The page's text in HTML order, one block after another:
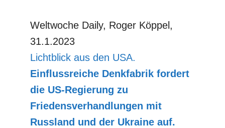
Weltwoche Daily, Roger Köppel,
31.1.2023
Lichtblick aus den USA.
Einflussreiche Denkfabrik fordert
die US-Regierung zu
Friedensverhandlungen mit
Russland und der Ukraine auf.